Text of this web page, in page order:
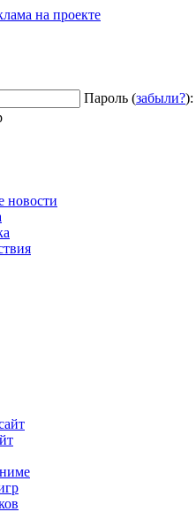
на проекте
Пароль (забыли?):
новости